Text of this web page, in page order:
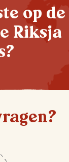
op de
Riksja